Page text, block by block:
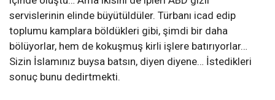
servislerinin elinde büyütüldüler. Türbanı icad edip
toplumu kamplara böldükleri gibi, şimdi bir daha
bölüyorlar, hem de kokuşmuş kirli işlere batırıyorlar…
Sizin İslamınız buysa batsın, diyen diyene… İstedikleri
sonuç bunu dedirtmekti.